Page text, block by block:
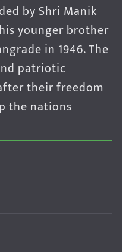
by Shri Manik
younger brother
in 1946. The
patriotic
their freedom
the nations